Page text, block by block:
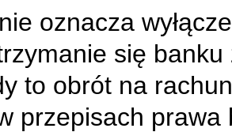
oznacza
się
to obrót na
przepisach prawa